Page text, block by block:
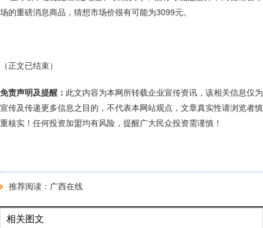
场的重磅消息商品，猜想市场价很有可能为3099元。
（正文已结束）
免责声明及提醒： 此文内容为本网所转载企业宣传资讯，该相关信息仅为
宣传及传递更多信息之目的，不代表本网站观点，文章真实性请浏览者慎
重核实！任何投资加盟均有风险，提醒广大民众投资需谨慎！
推荐阅读： 广西在线
相关图文